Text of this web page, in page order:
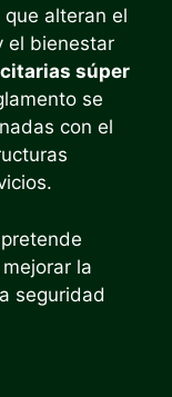
alteran el
el bienestar
súper
se
con el
la
seguridad